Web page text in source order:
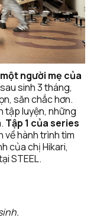
người mẹ của
sinh 3 tháng,
săn chắc hơn.
tập luyện, những
Tập 1 của series
về hành trình tìm
của chị Hikari,
STEEL.